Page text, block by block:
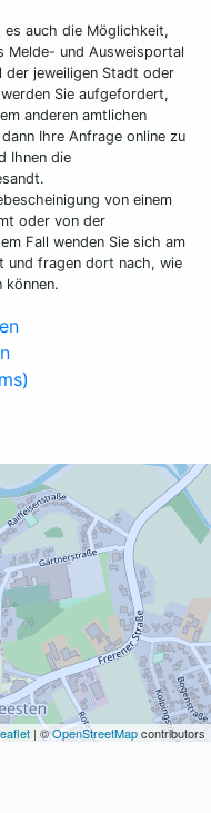
es auch die Möglichkeit,
Melde- und Ausweisportal
der jeweiligen Stadt oder
Sie aufgefordert,
anderen amtlichen
Ihre Anfrage online zu
Ihnen die
von einem
oder von der
Fall wenden Sie sich am
und fragen dort nach, wie
können.
| ©OpenStreetMapcontributors